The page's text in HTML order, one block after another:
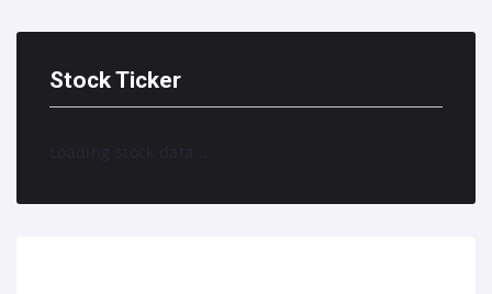
Stock Ticker
Loading stock data...